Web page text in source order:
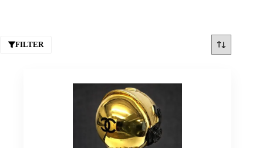
FILTER